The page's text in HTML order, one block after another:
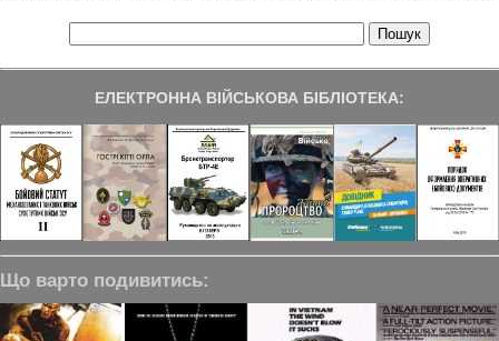
ЕЛЕКТРОННА ВІЙСЬКОВА БІБЛІОТЕКА:
Що варто подивитись: